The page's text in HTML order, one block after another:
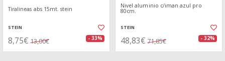
Tiralineas abs 15mt. stein
STEIN
8,75€ 13,00€ - 33%
Nivel aluminio c/iman azul pro
80cm.
STEIN
48,83€ 71,85€ - 32%